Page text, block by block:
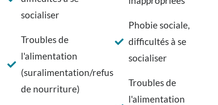
socialiser
Troubles de
l'alimentation
(suralimentation/refus
de nourriture)
Phobie sociale,
difficultés à se
socialiser
Troubles de
l'alimentation